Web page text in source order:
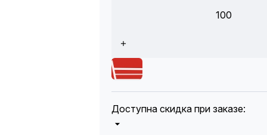
100
Доступна скидка при заказе: